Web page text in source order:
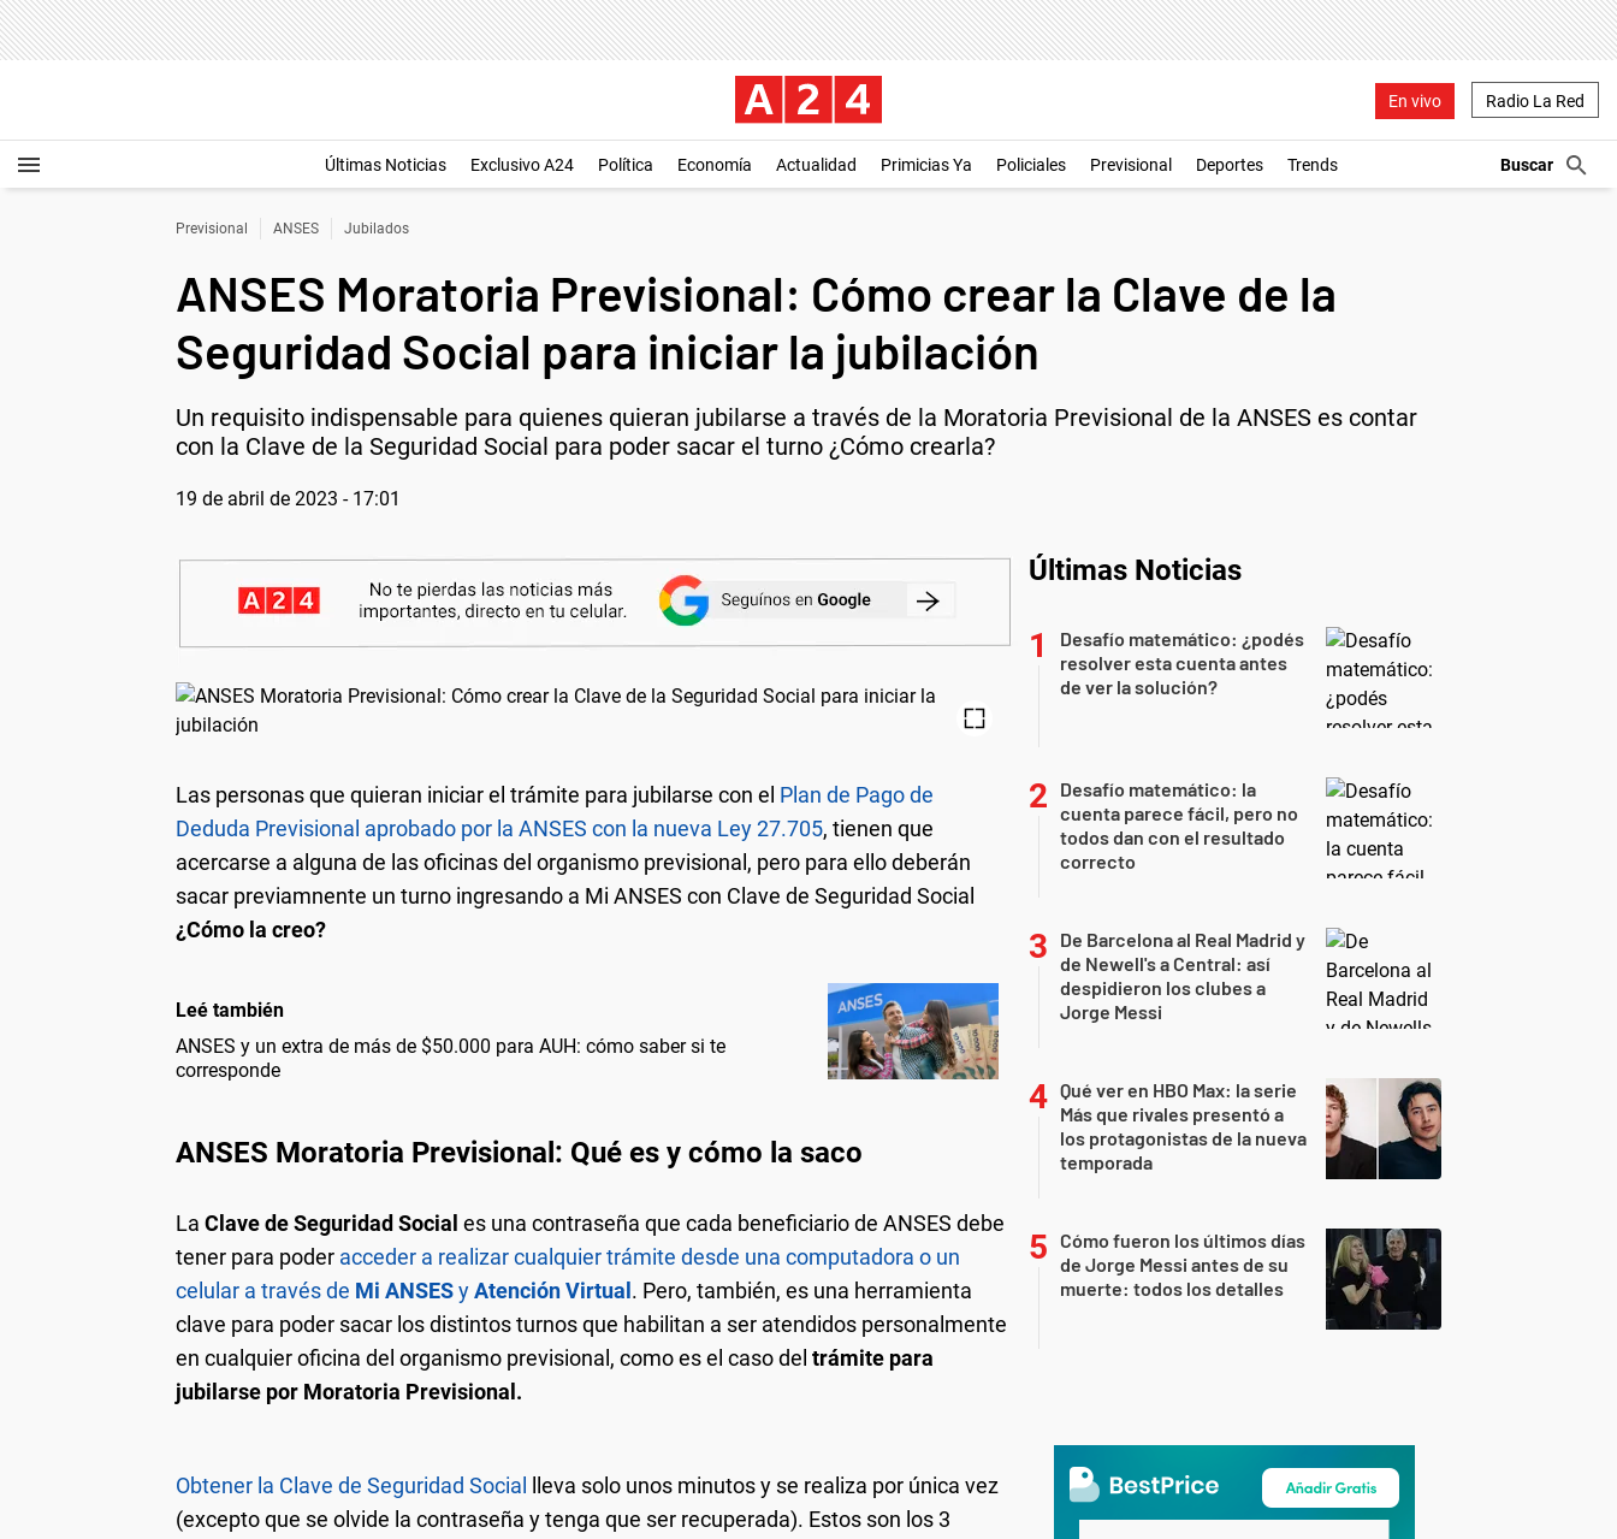
En vivo Radio La Red
Últimas Noticias Exclusivo A24 Política Economía Actualidad Primicias Ya Policiales Previsional Deportes Trends
Previsional ANSES Jubilados
ANSES Moratoria Previsional: Cómo crear la Clave de la
Seguridad Social para iniciar la jubilación
Un requisito indispensable para quienes quieran jubilarse a través de la Moratoria Previsional de la ANSES es contar
con la Clave de la Seguridad Social para poder sacar el turno ¿Cómo crearla?
19 de abril de 2023 - 17:01
Las personas que quieran iniciar el trámite para jubilarse con el Plan de Pago de
Deduda Previsional aprobado por la ANSES con la nueva Ley 27.705, tienen que
acercarse a alguna de las oficinas del organismo previsional, pero para ello deberán
sacar previamnente un turno ingresando a Mi ANSES con Clave de Seguridad Social
¿Cómo la creo?
Leé también
ANSES y un extra de más de $50.000 para AUH: cómo saber si te
corresponde
ANSES Moratoria Previsional: Qué es y cómo la saco
La Clave de Seguridad Social es una contraseña que cada beneficiario de ANSES debe
tener para poder acceder a realizar cualquier trámite desde una computadora o un
celular a través de Mi ANSESyAtención Virtual . Pero, también, es una herramienta
clave para poder sacar los distintos turnos que habilitan a ser atendidos personalmente
en cualquier oficina del organismo previsional, como es el caso del trámite para
jubilarse por Moratoria Previsional.
Obtener la Clave de Seguridad Social
lleva solo unos minutos y se realiza por única vez
(excepto que se olvide la contraseña y tenga que ser recuperada). Estos son los 3
Últimas Noticias
Desafío matemático: ¿podés
resolver esta cuenta antes
de ver la solución?
Desafío matemático: la
cuenta parece fácil, pero no
todos dan con el resultado
correcto
De Barcelona al Real Madrid y
de Newell's a Central: así
despidieron los clubes a
Jorge Messi
Qué ver en HBO Max: la serie
Más que rivales presentó a
los protagonistas de la nueva
temporada
Cómo fueron los últimos días
de Jorge Messi antes de su
muerte: todos los detalles